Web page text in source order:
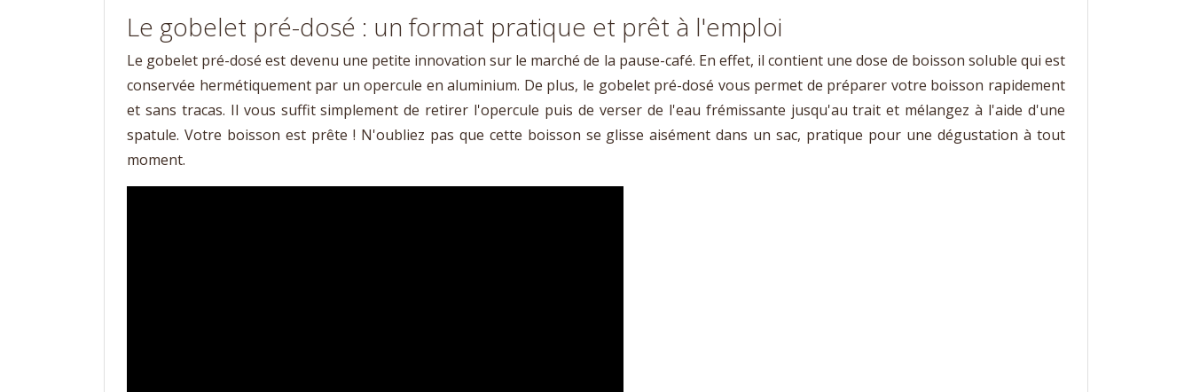
Le gobelet pré-dosé : un format pratique et prêt à l'emploi
Le gobelet pré-dosé est devenu une petite innovation sur le marché de la pause-café. En effet, il contient une dose de boisson soluble qui est
conservée hermétiquement par un opercule en aluminium. De plus, le gobelet pré-dosé vous permet de préparer votre boisson rapidement
et sans tracas. Il vous suffit simplement de retirer l'opercule puis de verser de l'eau frémissante jusqu'au trait et mélangez à l'aide d'une
spatule. Votre boisson est prête ! N'oubliez pas que cette boisson se glisse aisément dans un sac, pratique pour une dégustation à tout
moment.